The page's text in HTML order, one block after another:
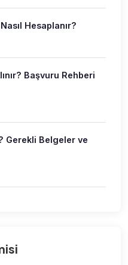
Hesaplanır?
Başvuru Rehberi
Gerekli Belgeler ve